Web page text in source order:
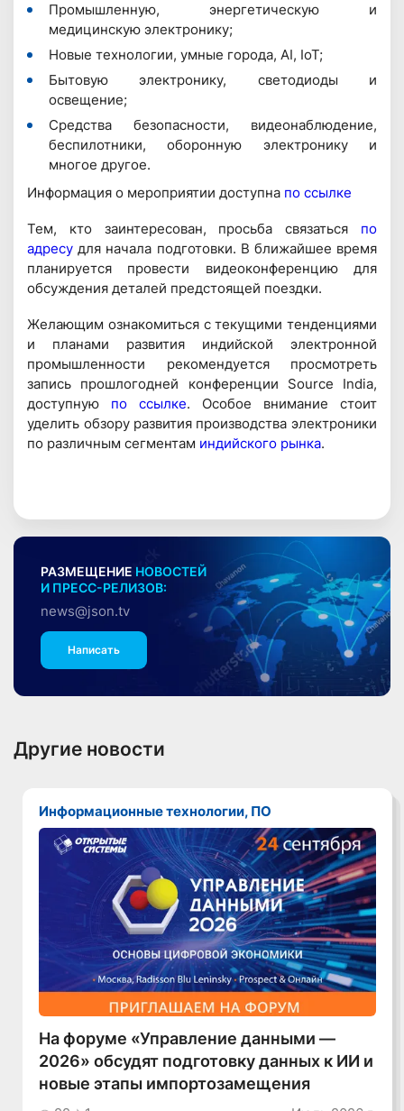
Промышленную, энергетическую и
медицинскую электронику;
Новые технологии, умные города, AI, IoT;
Бытовую электронику, светодиоды и
освещение;
Средства безопасности, видеонаблюдение,
беспилотники, оборонную электронику и
многое другое.
Информация о мероприятии доступна по ссылке
Тем, кто заинтересован, просьба связаться по
адресу для начала подготовки. В ближайшее время
планируется провести видеоконференцию для
обсуждения деталей предстоящей поездки.
Желающим ознакомиться с текущими тенденциями
и планами развития индийской электронной
промышленности рекомендуется просмотреть
запись прошлогодней конференции Source India,
доступную по ссылке. Особое внимание стоит
уделить обзору развития производства электроники
по различным сегментам индийского рынка.
РАЗМЕЩЕНИЕ НОВОСТЕЙ
И ПРЕСС-РЕЛИЗОВ:
news@json.tv
Написать
Другие новости
Информационные технологии, ПО
На форуме «Управление данными —
2026» обсудят подготовку данных к ИИ и
новые этапы импортозамещения